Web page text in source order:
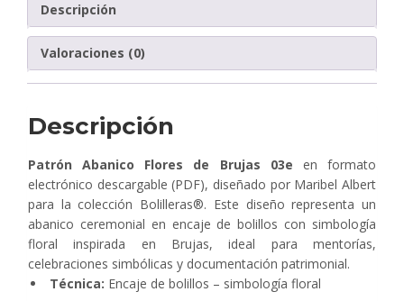
bolillos
en
PDF
|
Bolilleras®
Descripción
Valoraciones (0)
Descripción
Patrón Abanico Flores de Brujas 03e en formato
electrónico descargable (PDF), diseñado por Maribel Albert
para la colección Bolilleras®. Este diseño representa un
abanico ceremonial en encaje de bolillos con simbología
floral inspirada en Brujas, ideal para mentorías,
celebraciones simbólicas y documentación patrimonial.
Técnica: Encaje de bolillos – simbología floral